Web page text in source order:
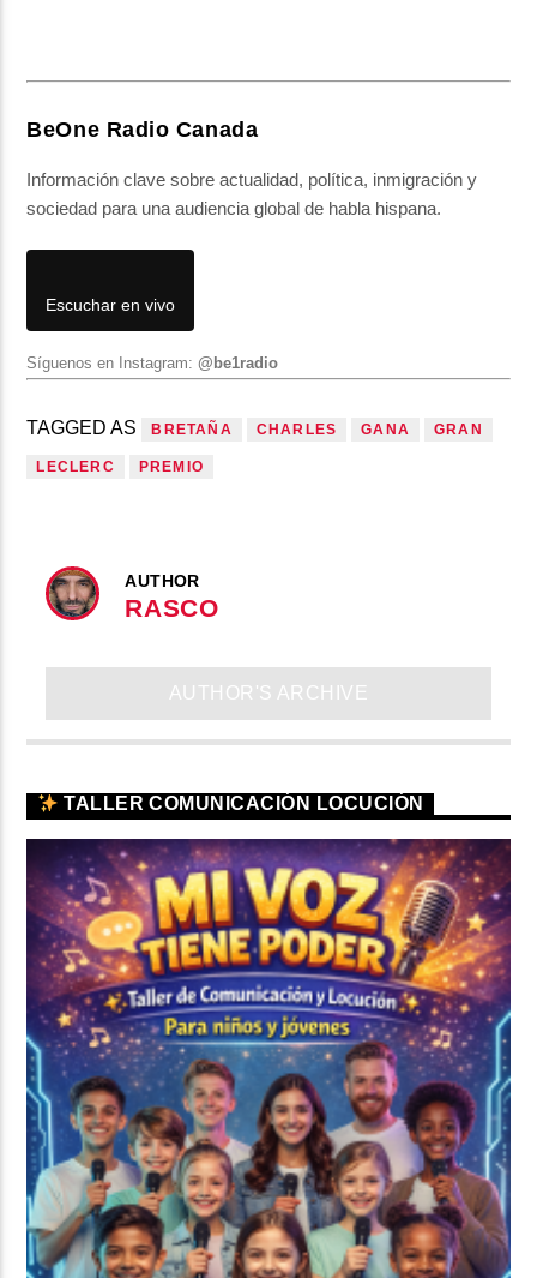
BeOne Radio Canada
Información clave sobre actualidad, política, inmigración y
sociedad para una audiencia global de habla hispana.
Escuchar en vivo
Síguenos en Instagram:@be1radio
TAGGED AS BRETAÑA CHARLES GANA GRAN
LECLERC PREMIO
AUTHOR
RASCO
AUTHOR'S ARCHIVE
TALLER COMUNICACIÓN LOCUCIÓN